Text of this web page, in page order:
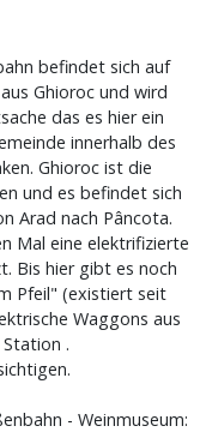
befindet sich auf
Ghioroc und wird
das es hier ein
innerhalb des
Ghioroc ist die
und es befindet sich
Arad nach Pâncota.
Mal eine elektrifizierte
Bis hier gibt es noch
Pfeil" (existiert seit
Waggons aus
.
- Weinmuseum: